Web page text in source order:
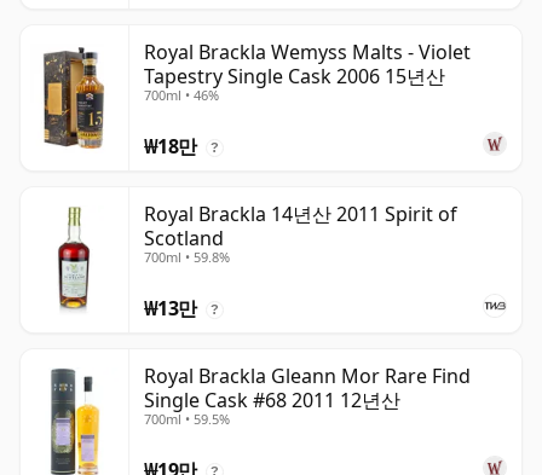
Royal Brackla Wemyss Malts - Violet
Tapestry Single Cask 2006 15년산
700ml • 46%
₩18만 ?
Royal Brackla 14년산 2011 Spirit of
Scotland
700ml • 59.8%
₩13만 ?
Royal Brackla Gleann Mor Rare Find
Single Cask #68 2011 12년산
700ml • 59.5%
?